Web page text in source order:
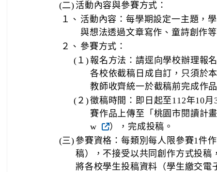
(二) 活動內容與參賽方式：
１、 活動內容：每學期設定一主題，
與想法透過文章寫作、童詩創作
２、 參賽方式：
(１)報名方法：請逕向學校辦理報
各校依截稿日成自訂，只須於
教師收齊統一於截稿前完成作
(２)徵稿時間：即日起至112年10
賽作品上傳至「桃園市閱讀計
w
），完成投稿。
(三) 參賽資格：每類別每人限參賽1件
稿），不接受以共同創作方式投稿
將各校學生投稿資料（學生繳交電